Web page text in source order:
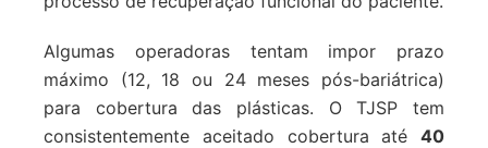
Algumas operadoras tentam impor prazo
máximo (12, 18 ou 24 meses pós-bariátrica)
para cobertura das plásticas. O TJSP tem
consistentemente aceitado cobertura até 40